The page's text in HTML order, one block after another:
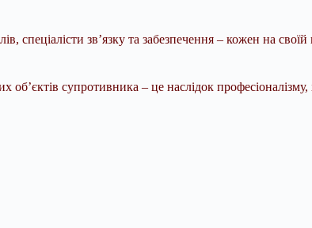
спеціалісти зв’язку та забезпечення – кожен на
супротивника – це наслідок професіоналізму,